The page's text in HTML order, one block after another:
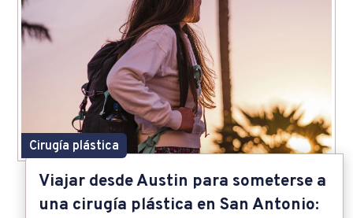
Viajar desde Austin para someterse a
una cirugía plástica en San Antonio:
Cirugía plástica